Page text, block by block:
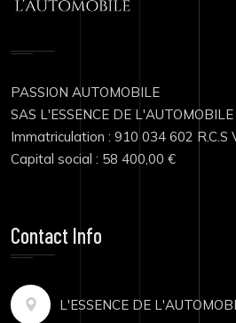
PASSION AUTOMOBILE
SAS L'ESSENCE DE L'AUTOMOBILE
Immatriculation : 910 034 602 R.C.S
Capital social : 58 400,00 €
Contact Info
L'ESSENCE DE